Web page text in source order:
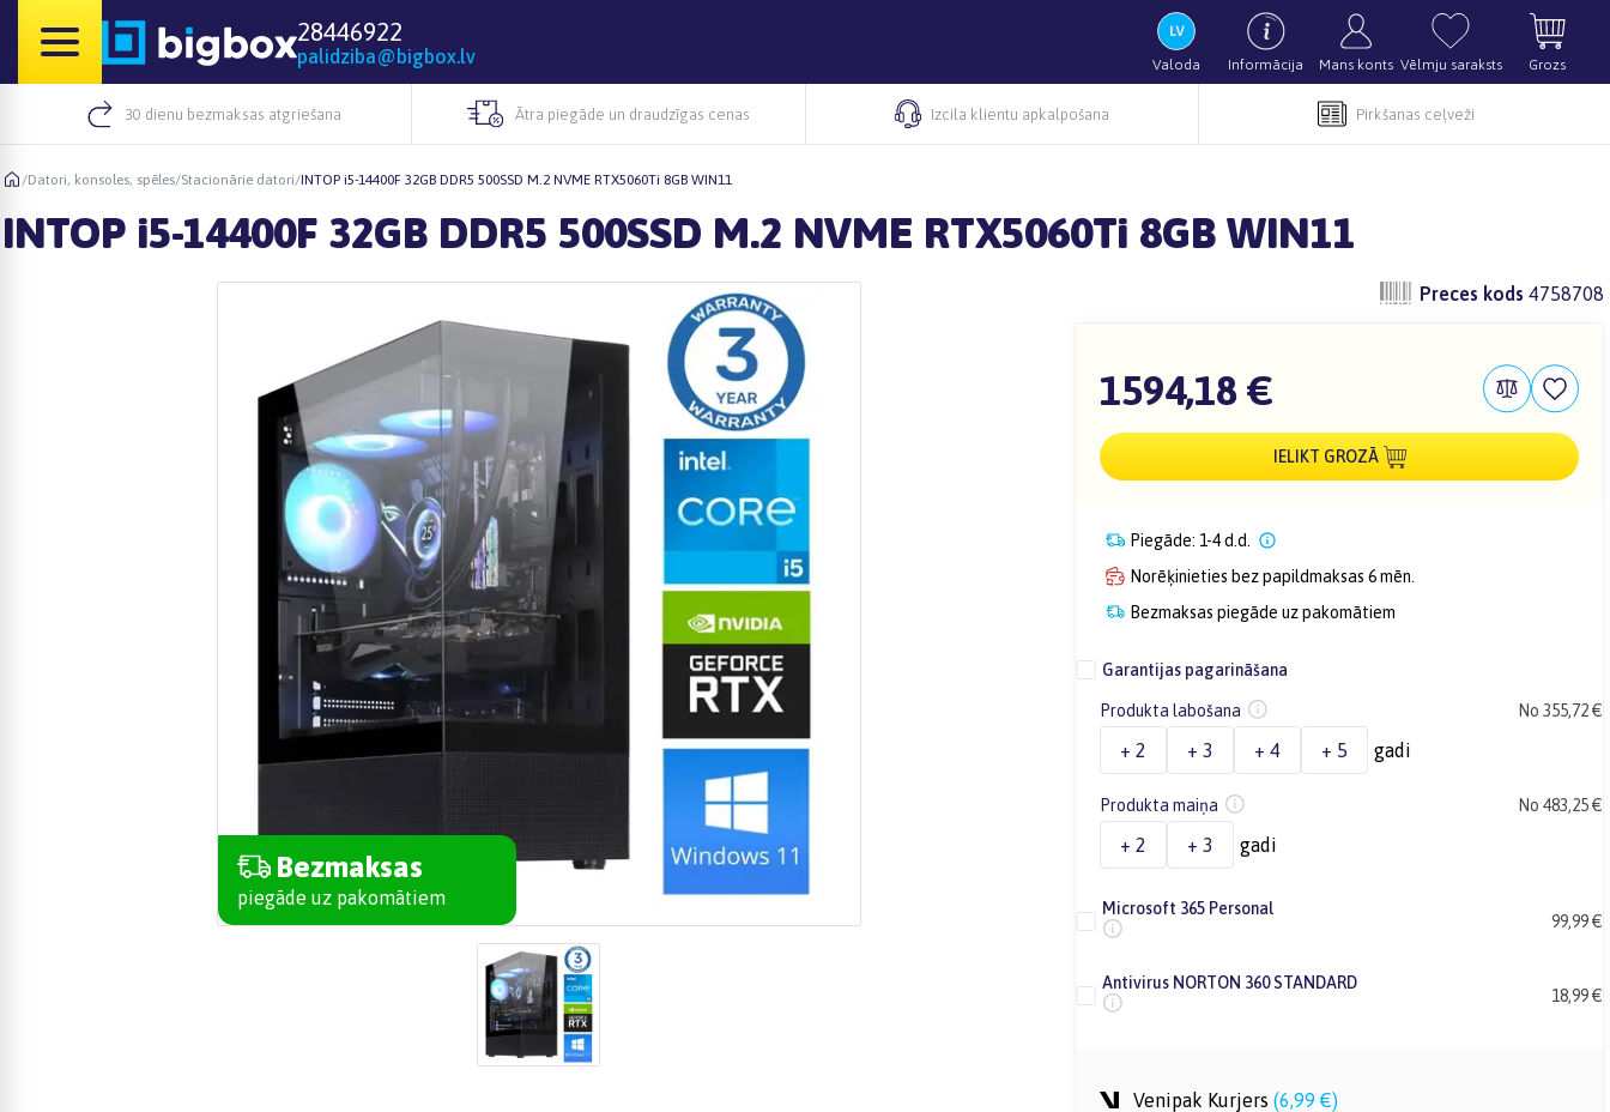
28446922
palidziba@bigbox.lv Valoda Informācija Mans konts Vēlmju saraksts Grozs
30 dienu bezmaksas atgriešana Ātra piegāde un draudzīgas cenas Izcila klientu apkalpošana Pirkšanas ceļveži
/Datori, konsoles, spēles/Stacionārie datori/INTOP i5-14400F 32GB DDR5 500SSD M.2 NVME RTX5060Ti 8GB WIN11
INTOP i5-14400F 32GB DDR5 500SSD M.2 NVME RTX5060Ti 8GB WIN11
Bezmaksas
piegāde uz pakomātiem
Preces kods 4758708
1594,18 €
IELIKT GROZĀ
Piegāde: 1-4 d.d.
Norēķinieties bez papildmaksas 6 mēn.
Bezmaksas piegāde uz pakomātiem
Garantijas pagarināšana
Produkta labošana No 355,72 €
+ 2 + 3 + 4 + 5 gadi
Produkta maiņa No 483,25 €
+ 2 + 3 gadi
Microsoft 365 Personal
99,99 €
Antivirus NORTON 360 STANDARD
18,99 €
Venipak Kurjers (6,99 €)